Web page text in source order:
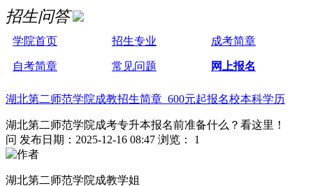
招生问答
学院首页 招生专业 成考简章
自考简章 常见问题 网上报名
湖北第二师范学院成教招生简章 600元起报名校本科学历
湖北第二师范学院成考专升本报名前准备什么？看这里！
问 发布日期：2025-12-16 08:47 浏览： 1
湖北第二师范学院成教学姐